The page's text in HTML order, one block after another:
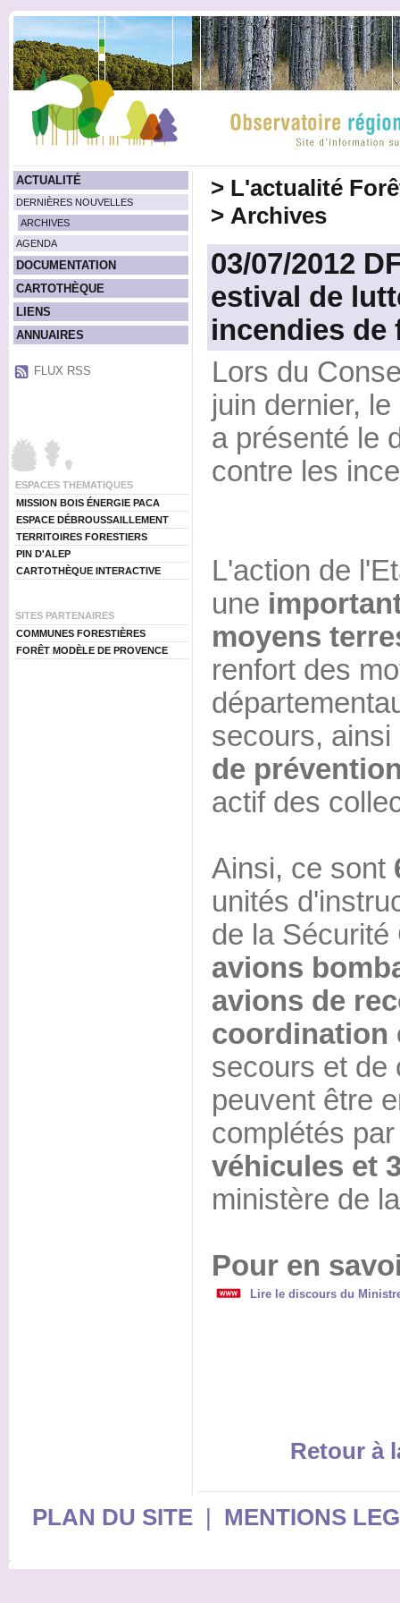
ACTUALITÉ
DERNIÈRES NOUVELLES
ARCHIVES
AGENDA
DOCUMENTATION
CARTOTHÈQUE
LIENS
ANNUAIRES
FLUX RSS
ESPACES THEMATIQUES
MISSION BOIS ÉNERGIE PACA
ESPACE DÉBROUSSAILLEMENT
TERRITOIRES FORESTIERS
PIN D'ALEP
CARTOTHÈQUE INTERACTIVE
SITES PARTENAIRES
COMMUNES FORESTIÈRES
FORÊT MODÈLE DE PROVENCE
> L'actualité
> Archives
03/07/2012
estival de
incendies de
Lors du
juin dernier,
a présenté le
contre les
L'action de
une
moyens
renfort des
secours,
de
actif des
Ainsi, ce sont
unités
de la
avions
avions de
coordination
secours et de
peuvent être
complétés
véhicules et
ministère de
Pour en
Lire le discours du
Retour à
PLAN DU SITE| MENTIONS